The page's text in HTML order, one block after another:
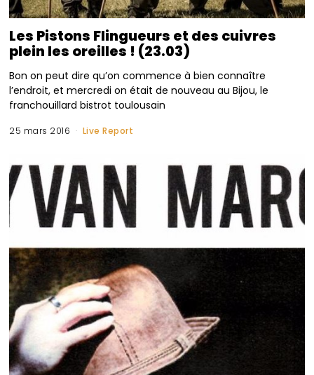
Les Pistons Flingueurs et des cuivres
plein les oreilles ! (23.03)
Bon on peut dire qu’on commence à bien connaître
l’endroit, et mercredi on était de nouveau au Bijou, le
franchouillard bistrot toulousain
25 mars 2016 Live Report